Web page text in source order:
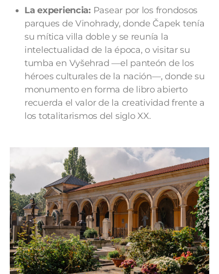
La experiencia: Pasear por los frondosos
parques de Vinohrady, donde Čapek tenía
su mítica villa doble y se reunía la
intelectualidad de la época, o visitar su
tumba en Vyšehrad —el panteón de los
héroes culturales de la nación—, donde su
monumento en forma de libro abierto
recuerda el valor de la creatividad frente a
los totalitarismos del siglo XX.